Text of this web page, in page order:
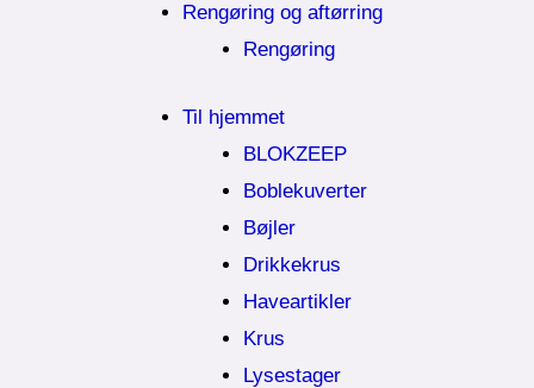
Rengøring og aftørring
Rengøring
Til hjemmet
BLOKZEEP
Boblekuverter
Bøjler
Drikkekrus
Haveartikler
Krus
Lysestager